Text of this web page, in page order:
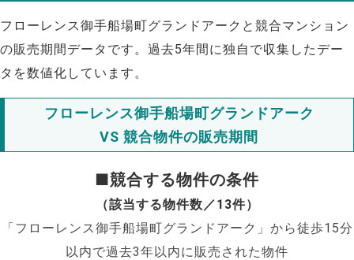
フローレンス御手船場町グランドアークと競合マンション
の販売期間データです。過去5年間に独自で収集したデー
タを数値化しています。
フローレンス御手船場町グランドアーク
VS 競合物件の販売期間
■競合する物件の条件
（該当する物件数／13件）
「フローレンス御手船場町グランドアーク」から徒歩15分
以内で過去3年以内に販売された物件